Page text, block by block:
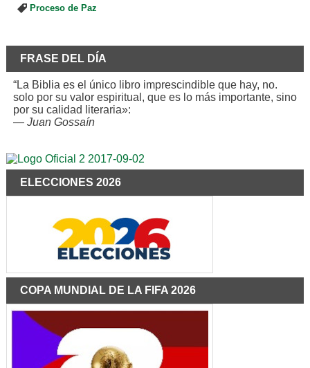
Proceso de Paz
FRASE DEL DÍA
“La Biblia es el único libro imprescindible que hay, no.
solo por su valor espiritual, que es lo más importante, sino
por su calidad literaria»:
— Juan Gossaín
ELECCIONES 2026
COPA MUNDIAL DE LA FIFA 2026